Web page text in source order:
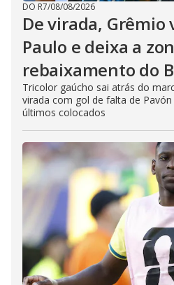
DO R7/08/08/2026
De virada, Grêmio
Paulo e deixa a
rebaixamento do
Tricolor gaúcho sai atrás do
virada com gol de falta de
últimos colocados